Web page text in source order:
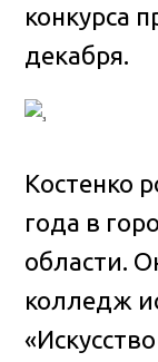
конкурса
декабря.
Костенко
года в
области.
колледж